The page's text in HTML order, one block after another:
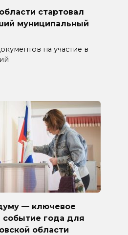
стартовал
муниципальный
на участие в
— ключевое
событие года для
области